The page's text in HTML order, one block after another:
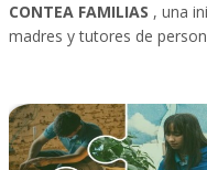
CONTEA FAMILIAS , una
madres y tutores de